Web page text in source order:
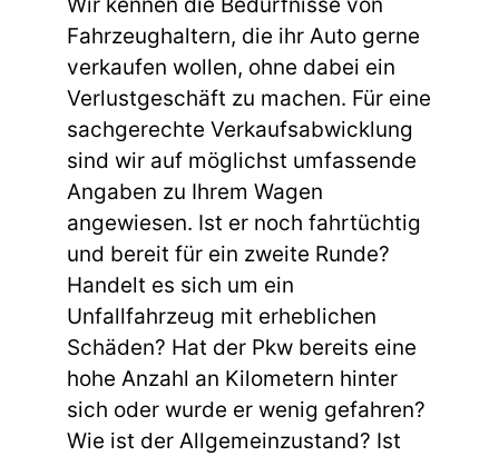
Wir kennen die Bedürfnisse von
Fahrzeughaltern, die ihr Auto gerne
verkaufen wollen, ohne dabei ein
Verlustgeschäft zu machen. Für eine
sachgerechte Verkaufsabwicklung
sind wir auf möglichst umfassende
Angaben zu Ihrem Wagen
angewiesen. Ist er noch fahrtüchtig
und bereit für ein zweite Runde?
Handelt es sich um ein
Unfallfahrzeug mit erheblichen
Schäden? Hat der Pkw bereits eine
hohe Anzahl an Kilometern hinter
sich oder wurde er wenig gefahren?
Wie ist der Allgemeinzustand? Ist